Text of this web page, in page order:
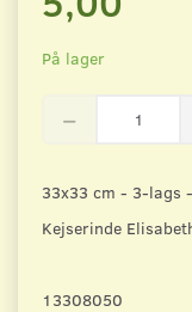
På lager
33x33 cm - 3-lags
Kejserinde
13308050